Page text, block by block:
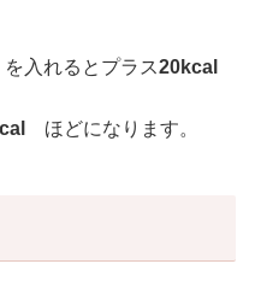
入れるとプラス20kcal
ほどになります。